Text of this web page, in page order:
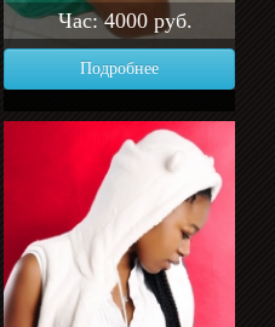
Час: 4000 руб.
Подробнее